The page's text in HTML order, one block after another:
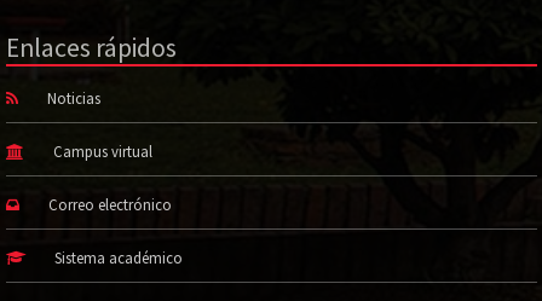
Enlaces rápidos
Noticias
Campus virtual
Correo electrónico
Sistema académico